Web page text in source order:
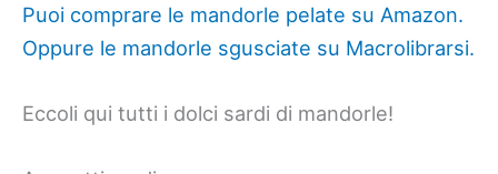
Puoi comprare le mandorle pelate su Amazon.
Oppure le mandorle sgusciate su Macrolibrarsi.
Eccoli qui tutti i dolci sardi di mandorle!